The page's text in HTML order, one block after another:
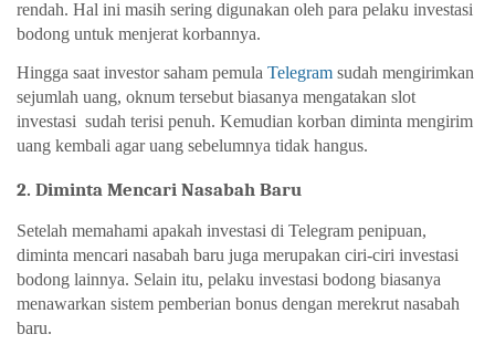
rendah. Hal ini masih sering digunakan oleh para pelaku investasi
bodong untuk menjerat korbannya.
Hingga saat investor saham pemula Telegram sudah mengirimkan
sejumlah uang, oknum tersebut biasanya mengatakan slot
investasi  sudah terisi penuh. Kemudian korban diminta mengirim
uang kembali agar uang sebelumnya tidak hangus.
2. Diminta Mencari Nasabah Baru
Setelah memahami apakah investasi di Telegram penipuan,
diminta mencari nasabah baru juga merupakan ciri-ciri investasi
bodong lainnya. Selain itu, pelaku investasi bodong biasanya
menawarkan sistem pemberian bonus dengan merekrut nasabah
baru.